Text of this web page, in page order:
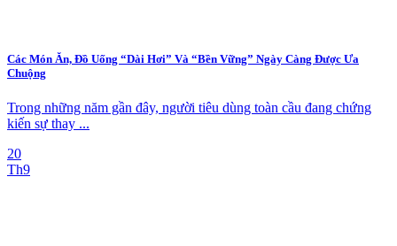
Các Món Ăn, Đồ Uống “Dài Hơi” Và “Bền Vững” Ngày Càng Được Ưa
Chuộng
Trong những năm gần đây, người tiêu dùng toàn cầu đang chứng
kiến sự thay ...
20
Th9